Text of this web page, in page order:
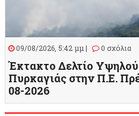
09/08/2026, 5:42 μμ | 0 σχόλια
Έκτακτο Δελτίο
Πυρκαγιάς στην Π.Ε.
08-2026